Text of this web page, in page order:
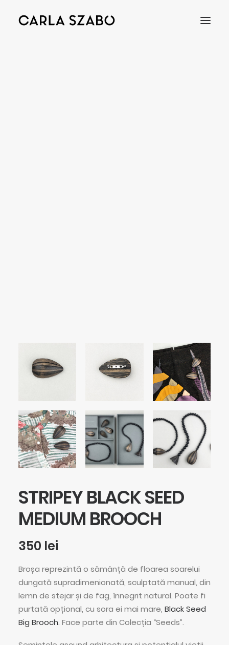
STRIPEY BLACK SEED
MEDIUM BROOCH
350 lei
Broșa reprezintă o sămânță de floarea soarelui
dungată supradimenionată, sculptată manual, din
lemn de stejar și de fag, înnegrit natural. Poate fi
purtată opțional, cu sora ei mai mare, Black Seed
Big Brooch. Face parte din Colecția “Seeds”.